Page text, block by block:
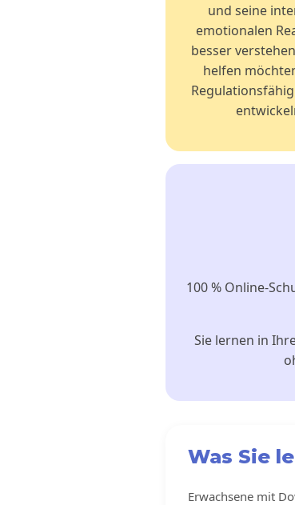
und seine
emotionalen
besser
helfen
100 % Online-
Sie lernen in
Was Sie
Erwachsene mit